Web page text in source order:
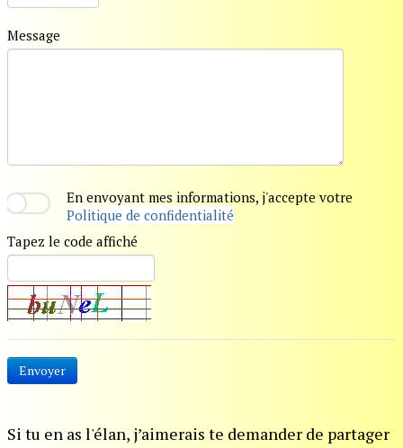
Message
En envoyant mes informations, j'accepte votre
Politique de confidentialité
Tapez le code affiché
Envoyer
Si tu en as l'élan, j’aimerais te demander de partager